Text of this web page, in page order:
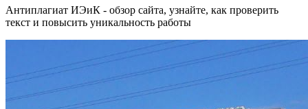
Антиплагиат ИЭиК - обзор сайта, узнайте, как проверить
текст и повысить уникальность работы